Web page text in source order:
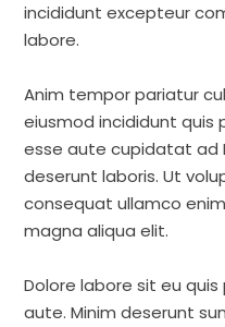
incididunt excepteur
labore.
Anim tempor pariatur
eiusmod incididunt quis
esse aute cupidatat ad
deserunt laboris. Ut
consequat ullamco
magna aliqua elit.
Dolore labore sit eu
aute. Minim deserunt